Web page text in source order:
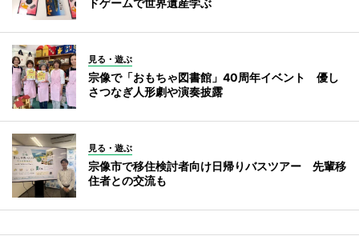
見る・遊ぶ
宗像で「おもちゃ図書館」40周年イベント 優し
さつなぎ人形劇や演奏披露
見る・遊ぶ
宗像市で移住検討者向け日帰りバスツアー 先輩移
住者との交流も